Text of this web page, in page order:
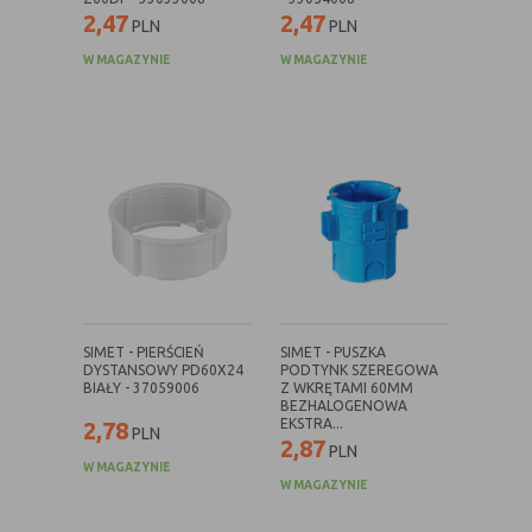
danych osobowych poszczególnych
użytkowników
Rodzaj
Opis
Nieszkodliwe
obejmuje cookies:
- niezbędne do poprawnego działania
witryny
działanie nie ma nic wspólnego ze
śledzeniem użytkownika
Badające
wykorzystywane do śledzenia
użytkowników, jednak nie obejmują
informacji pozwalających zidentyfikować
danych konkretnego użytkownika
2,47PLN
W MAGAZYNIE
2,47PLN
W MAGAZYNIE
SIMET - PIERŚCIEŃ
DYSTANSOWY PD60X24
BIAŁY - 37059006
2,78PLN
W MAGAZYNIE
SIMET - PUSZKA
PODTYNK SZEREGOWA
Z WKRĘTAMI 60MM
BEZHALOGENOWA
EKSTRA...
2,87PLN
W MAGAZYNIE